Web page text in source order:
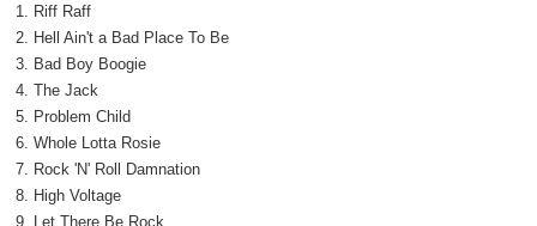
1. Riff Raff
2. Hell Ain't a Bad Place To Be
3. Bad Boy Boogie
4. The Jack
5. Problem Child
6. Whole Lotta Rosie
7. Rock 'N' Roll Damnation
8. High Voltage
9. Let There Be Rock